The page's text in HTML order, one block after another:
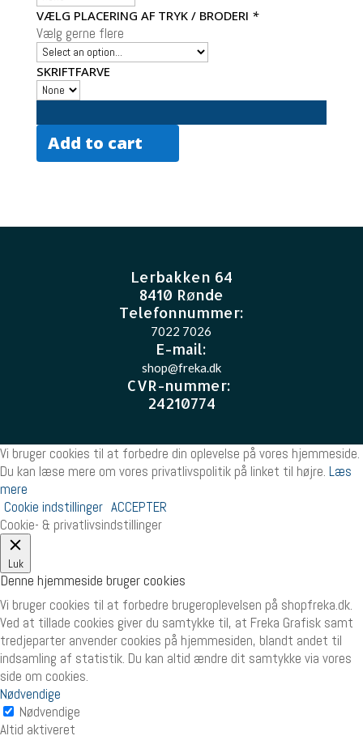
VÆLG PLACERING AF TRYK / BRODERI *
Vælg gerne flere
SKRIFTFARVE
Add to cart
Lerbakken 64
8410 Rønde
Telefonnummer:
7022 7026
E-mail:
shop@freka.dk
CVR-nummer:
24210774
Vi bruger cookies til at forbedre din oplevelse på vores hjemmeside.
Du kan læse mere om vores privatlivspolitik på linket til højre. Læs
mere
Cookie indstillinger ACCEPTER
Cookie- & privatlivsindstillinger
Luk
Denne hjemmeside bruger cookies
Vi bruger cookies til at forbedre brugeroplevelsen på shopfreka.dk.
Ved at tillade cookies giver du samtykke til, at Freka Grafisk samt
tredjeparter anvender cookies på hjemmesiden, blandt andet til
indsamling af statistik. Du kan altid ændre dit samtykke via vores
side om cookies.
Nødvendige
Nødvendige
Altid aktiveret